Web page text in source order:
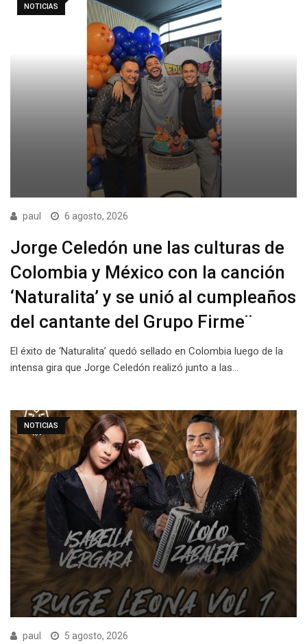
NOTICIAS
paul 6 agosto, 2026
Jorge Celedón une las culturas de
Colombia y México con la canción
‘Naturalita’ y se unió al cumpleaños
del cantante del Grupo Firme¨
El éxito de ‘Naturalita’ quedó sellado en Colombia luego de la
intensa gira que Jorge Celedón realizó junto a las…
NOTICIAS
paul 5 agosto, 2026